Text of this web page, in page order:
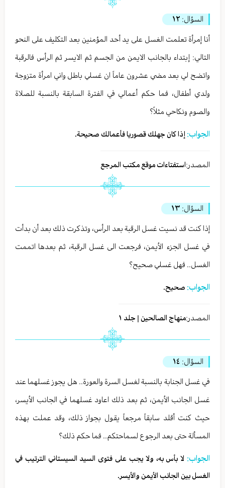
السؤال: ١٢
أنا إمرأة تعلمت الغسل على يد أحد المؤمنين بعد التكليف على النحو
التالي: إبتداء بالجانب الايمن من الجسم ثم الايسر ثم الرأس فالرقبة
واتضح لي بعد مضي عشرون عاماً ان غسلي باطل واني امرأة متزوجة
ولدي أطفال، فما حكم أعمالي في الفترة السابقة بالنسبة للصلاة
والصوم ونكاحي مثلاً؟
الجواب: إذا كان جهلك قصوريا فأعمالك صحيحة.
المصدر:استفتاءات موقع مكتب المرجع
السؤال: ١٣
إذا كنت قد نسيت غسل الرقبة بعد الرأس، وتذكرت ذلك بعد أن بدأت
في غسل الجزء الأيمن، فرجعت الى غسل الرقبة، ثم بعدها اتممت
الغسل.. فهل غسلي صحيح؟
الجواب: صحيح.
المصدر:منهاج الصالحين | جلد ١
السؤال: ١٤
في غسل الجنابة بالنسبة لغسل السرة والعورة.. هل يجوز غسلهما عند
غسل الجانب الأيمن، ثم بعد ذلك اعاود غسلهما في الجانب الأيسر،
حيث كنت أقلد سابقاً مرجعاً يقول بجواز ذلك، وقد عملت بهذه
المسألة حتى بعد الرجوع لسماحتكم.. فما حكم ذلك؟
الجواب: لا بأس به، ولا يجب على فتوى السيد السيستاني الترتيب في
الغسل بين الجانب الأيمن والأيسر.